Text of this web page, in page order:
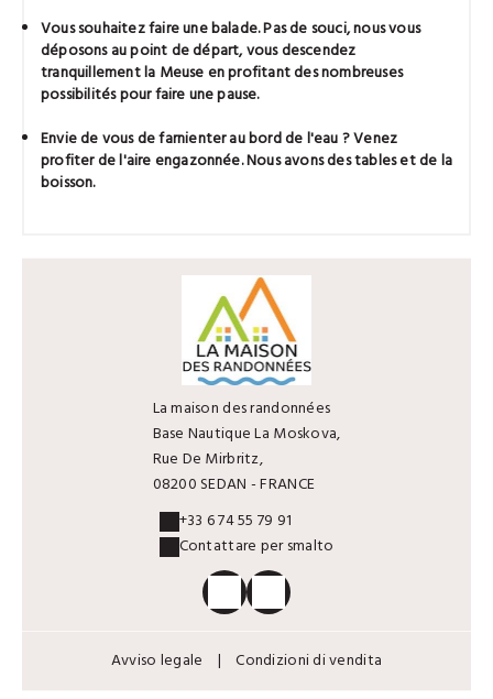
Vous souhaitez faire une balade. Pas de souci, nous vous
déposons au point de départ, vous descendez
tranquillement la Meuse en profitant des nombreuses
possibilités pour faire une pause.
Envie de vous de farnienter au bord de l'eau ? Venez
profiter de l'aire engazonnée. Nous avons des tables et de la
boisson.
La maison des randonnées
Base Nautique La Moskova,
Rue De Mirbritz,
08200 SEDAN - FRANCE
+33 6 74 55 79 91
Contattare per smalto
Avviso legale | Condizioni di vendita